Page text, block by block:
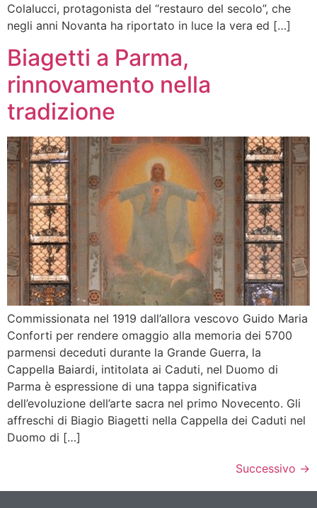
Colalucci, protagonista del “restauro del secolo”, che
negli anni Novanta ha riportato in luce la vera ed […]
Biagetti a Parma,
rinnovamento nella
tradizione
Commissionata nel 1919 dall’allora vescovo Guido Maria
Conforti per rendere omaggio alla memoria dei 5700
parmensi deceduti durante la Grande Guerra, la
Cappella Baiardi, intitolata ai Caduti, nel Duomo di
Parma è espressione di una tappa significativa
dell’evoluzione dell’arte sacra nel primo Novecento. Gli
affreschi di Biagio Biagetti nella Cappella dei Caduti nel
Duomo di […]
Successivo →